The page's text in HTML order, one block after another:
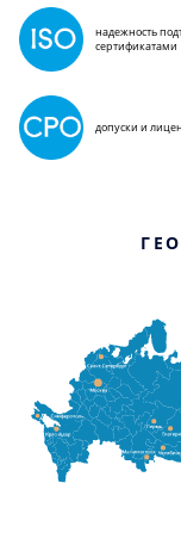
надежность
сертификатами
допуски и